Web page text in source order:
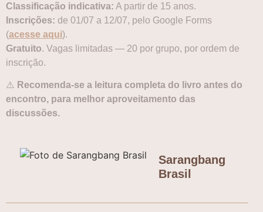
Classificação indicativa: A partir de 15 anos.
Inscrições: de 01/07 a 12/07, pelo Google Forms
(acesse aqui).
Gratuito. Vagas limitadas — 20 por grupo, por ordem de
inscrição.
⚠️ Recomenda-se a leitura completa do livro antes do
encontro, para melhor aproveitamento das
discussões.
Sarangbang
Brasil